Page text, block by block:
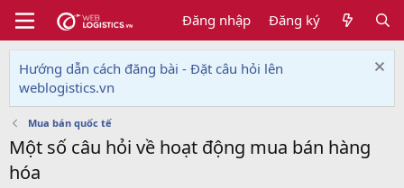
Đăng nhập Đăng ký
Hướng dẫn cách đăng bài - Đặt câu hỏi lên
weblogistics.vn
Mua bán quốc tế
Một số câu hỏi về hoạt động mua bán hàng
hóa